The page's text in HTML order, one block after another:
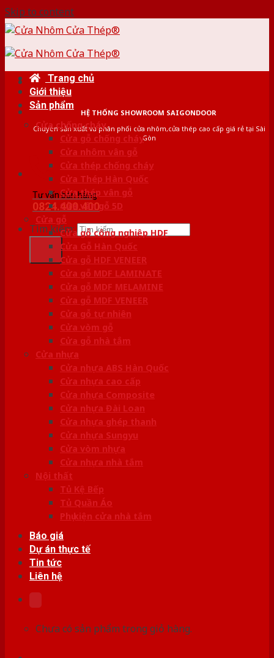
Skip to content
HỆ THỐNG SHOWROOM SAIGONDOOR
Chuyên sản xuất và phân phối cửa nhôm,cửa thép cao cấp giá rẻ tại Sài
Gòn
Tư vấn bán hàng
0824.400.400
Tìm kiếm:
Trang chủ
Giới thiệu
Sản phẩm
Cửa chống cháy
Cửa gỗ chống cháy
Cửa nhôm vân gỗ
Cửa thép chống cháy
Cửa Thép Hàn Quốc
Cửa thép vân gỗ
Cửa vân gỗ 5D
Cửa gỗ
Cửa gỗ công nghiệp HDF
Cửa Gỗ Hàn Quốc
Cửa gỗ HDF VENEER
Cửa gỗ MDF LAMINATE
Cửa gỗ MDF MELAMINE
Cửa gỗ MDF VENEER
Cửa gỗ tự nhiên
Cửa vòm gỗ
Cửa gỗ nhà tắm
Cửa nhựa
Cửa nhựa ABS Hàn Quốc
Cửa nhựa cao cấp
Cửa nhựa Composite
Cửa nhựa Đài Loan
Cửa nhựa ghép thanh
Cửa nhựa Sungyu
Cửa vòm nhựa
Cửa nhựa nhà tắm
Nội thất
Tủ Kệ Bếp
Tủ Quần Áo
Phụ kiện cửa nhà tắm
Báo giá
Dự án thực tế
Tin tức
Liên hệ
Chưa có sản phẩm trong giỏ hàng.